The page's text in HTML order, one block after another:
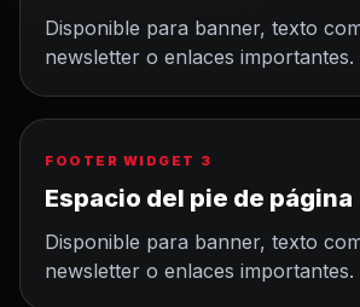
Disponible para banner, texto
newsletter o enlaces importantes.
FOOTER WIDGET 3
Espacio del pie de página
Disponible para banner, texto
newsletter o enlaces importantes.